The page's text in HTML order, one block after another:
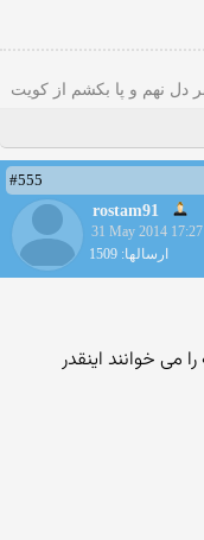
دل نهم و پا بکشم از کویت
#555
rostam91
31 May 2014 17:27
ارسالها: 1509
می خوانند اینقدر